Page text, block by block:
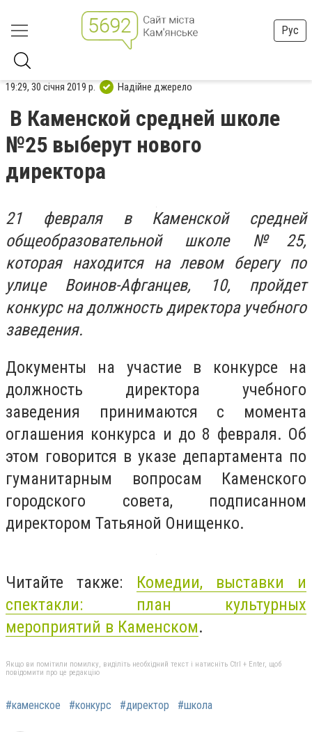
Рус
19:29, 30 січня 2019 р. Надійне джерело
В Каменской средней школе
№25 выберут нового
директора
21 февраля в Каменской средней
общеобразовательной школе №25,
которая находится на левом берегу по
улице Воинов-Афганцев, 10, пройдет
конкурс на должность директора учебного
заведения.
Документы на участие в конкурсе на
должность директора учебного
заведения принимаются с момента
оглашения конкурса и до 8 февраля. Об
этом говорится в указе департамента по
гуманитарным вопросам Каменского
городского совета, подписанном
директором Татьяной Онищенко.
Читайте также: Комедии, выставки и
спектакли: план культурных
мероприятий в Каменском.
Якщо ви помітили помилку, виділіть необхідний текст і натисніть Ctrl + Enter, щоб
повідомити про це редакцію
#каменское #конкурс #директор #школа